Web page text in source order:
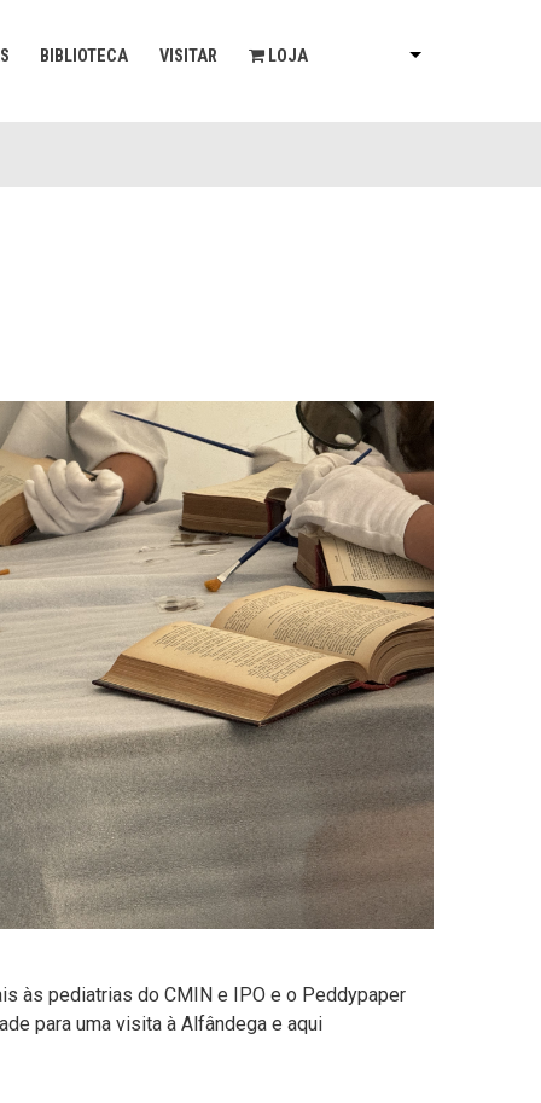
BIBLIOTECA VISITAR LOJA
às pediatrias do CMIN e IPO e o Peddypaper
para uma visita à Alfândega e aqui